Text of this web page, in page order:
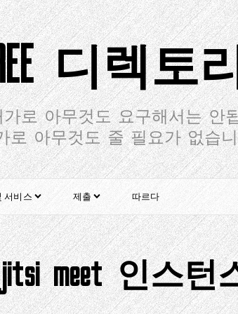
디렉토
로 아무것도 요구해서는 안
로 아무것도 줄 필요가 없습
서비스 제출 따르다
jitsi meet 인스턴